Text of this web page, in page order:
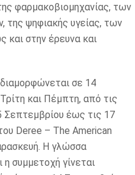
φαρμακοβιομηχανίας, των
της ψηφιακής υγείας, των
και στην έρευνα και
σε 14
και Πέμπτη, από τις
Σεπτεμβρίου έως τις 17
Deree – The American
Η γλώσσα
η συμμετοχή γίνεται